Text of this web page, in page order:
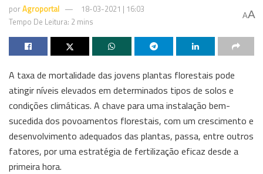
porAgroportal
18-03-2021 | 16:03
Tempo De Leitura: 2 mins
AA
A taxa de mortalidade das jovens plantas florestais pode
atingir níveis elevados em determinados tipos de solos e
condições climáticas. A chave para uma instalação bem-
sucedida dos povoamentos florestais, com um crescimento e
desenvolvimento adequados das plantas, passa, entre outros
fatores, por uma estratégia de fertilização eficaz desde a
primeira hora.